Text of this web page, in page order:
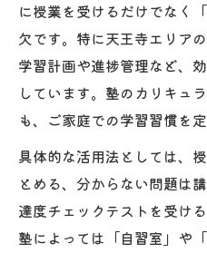
に授業を受けるだけでなく
欠です。特に天王寺エリア
学習計画や進捗管理など、
しています。塾のカリキュ
も、ご家庭での学習習慣を
具体的な活用法としては、
とめる、分からない問題は
達度チェックテストを受け
塾によっては「自習室」や